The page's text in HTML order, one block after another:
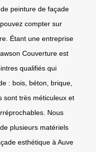
peinture de façade
compter sur
Étant une entreprise
Couverture est
qualifiés qui
: bois, béton, brique,
sont très méticuleux et
Nous
plusieurs matériels
esthétique à Auve